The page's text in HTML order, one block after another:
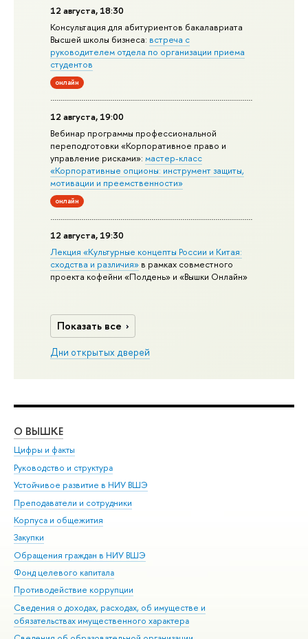
12 августа, 18:30
Консультация для абитуриентов бакалавриата
Высшей школы бизнеса: встреча с
руководителем отдела по организации приема
студентов
онлайн
12 августа, 19:00
Вебинар программы профессиональной
переподготовки «Корпоративное право и
управление рисками»:мастер-класс
«Корпоративные опционы: инструмент защиты,
мотивации и преемственности»
онлайн
12 августа, 19:30
Лекция «Культурные концепты России и Китая:
сходства и различия» в рамках совместного
проекта кофейни «Полдень» и «Вышки Онлайн»
Показать все
Дни открытых дверей
О ВЫШКЕ
Цифры и факты
Руководство и структура
Устойчивое развитие в НИУ ВШЭ
Преподаватели и сотрудники
Корпуса и общежития
Закупки
Обращения граждан в НИУ ВШЭ
Фонд целевого капитала
Противодействие коррупции
Сведения о доходах, расходах, об имуществе и
обязательствах имущественного характера